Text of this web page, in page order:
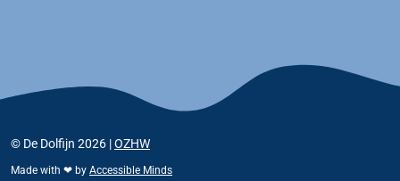
© De Dolfijn 2026 |OZHW
Made with ❤ by Accessible Minds